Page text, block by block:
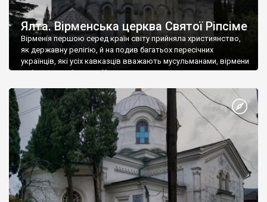
Ялта. Вірменська церква Святої Ріпсіме
Вірменія першою серед країн світу прийняла християнство,
як державну релігію, й на подив багатьох пересічних
українців, які усіх кавказців вважають мусульманами, вірмени
є відданими вірянами Христа